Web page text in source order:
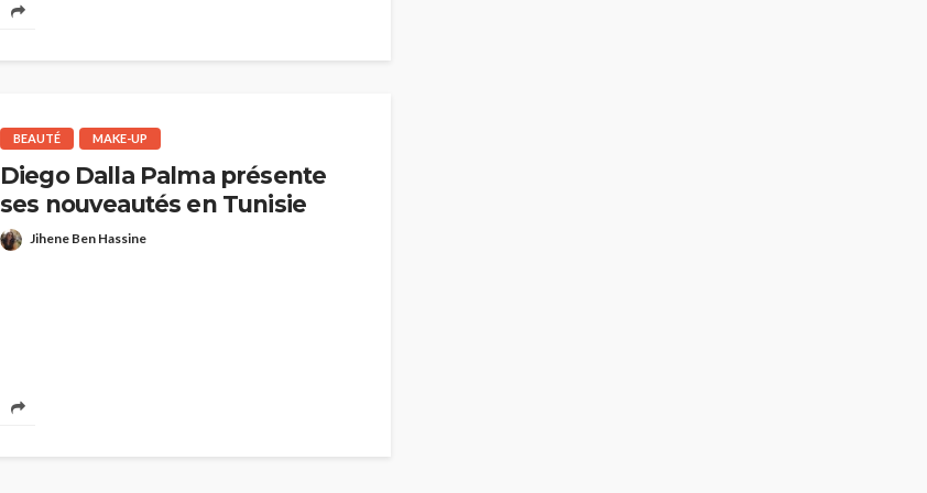
BEAUTÉ MAKE-UP
Diego Dalla Palma présente
ses nouveautés en Tunisie
Jihene Ben Hassine